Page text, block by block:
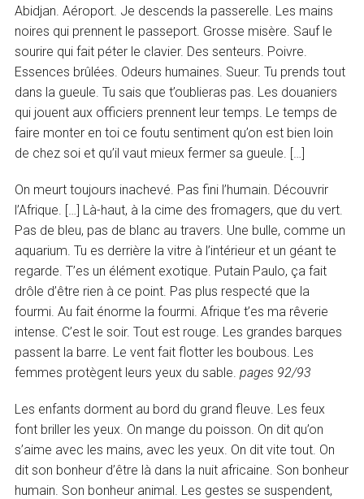
Abidjan. Aéroport. Je descends la passerelle. Les mains
noires qui prennent le passeport. Grosse misère. Sauf le
sourire qui fait péter le clavier. Des senteurs. Poivre.
Essences brûlées. Odeurs humaines. Sueur. Tu prends tout
dans la gueule. Tu sais que t’oublieras pas. Les douaniers
qui jouent aux officiers prennent leur temps. Le temps de
faire monter en toi ce foutu sentiment qu’on est bien loin
de chez soi et qu’il vaut mieux fermer sa gueule. […]
On meurt toujours inachevé. Pas fini l’humain. Découvrir
l’Afrique. […] Là-haut, à la cime des fromagers, que du vert.
Pas de bleu, pas de blanc au travers. Une bulle, comme un
aquarium. Tu es derrière la vitre à l’intérieur et un géant te
regarde. T’es un élément exotique. Putain Paulo, ça fait
drôle d’être rien à ce point. Pas plus respecté que la
fourmi. Au fait énorme la fourmi. Afrique t’es ma rêverie
intense. C’est le soir. Tout est rouge. Les grandes barques
passent la barre. Le vent fait flotter les boubous. Les
femmes protègent leurs yeux du sable.pages 92/93
Les enfants dorment au bord du grand fleuve. Les feux
font briller les yeux. On mange du poisson. On dit qu’on
s’aime avec les mains, avec les yeux. On dit vite tout. On
dit son bonheur d’être là dans la nuit africaine. Son bonheur
humain. Son bonheur animal. Les gestes se suspendent,